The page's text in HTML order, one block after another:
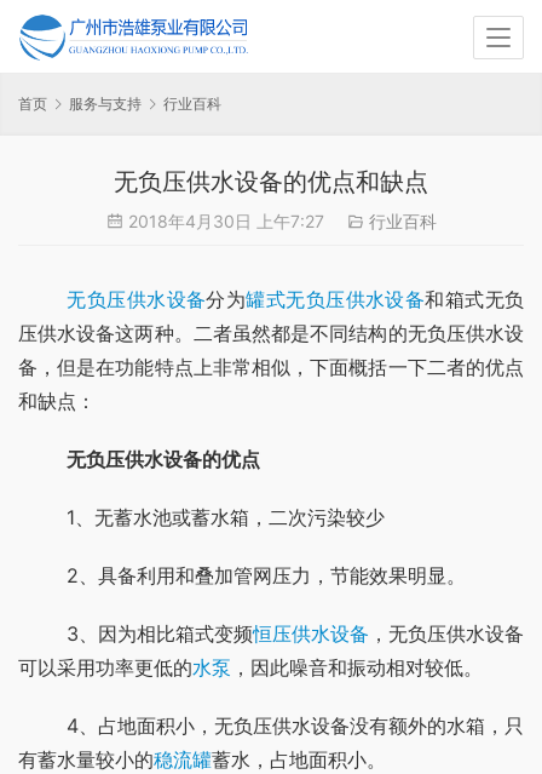
首页 服务与支持 行业百科
无负压供水设备的优点和缺点
2018年4月30日 上午7:27 行业百科
无负压供水设备分为罐式无负压供水设备和箱式无负
压供水设备这两种。二者虽然都是不同结构的无负压供水设
备，但是在功能特点上非常相似，下面概括一下二者的优点
和缺点：
无负压供水设备的优点
	1、无蓄水池或蓄水箱，二次污染较少
	2、具备利用和叠加管网压力，节能效果明显。
	3、因为相比箱式变频
恒压供水设备 ，无负压供水设备
可以采用功率更低的水泵 ，因此噪音和振动相对较低。
有蓄水量较小的稳流罐蓄水，占地面积小。